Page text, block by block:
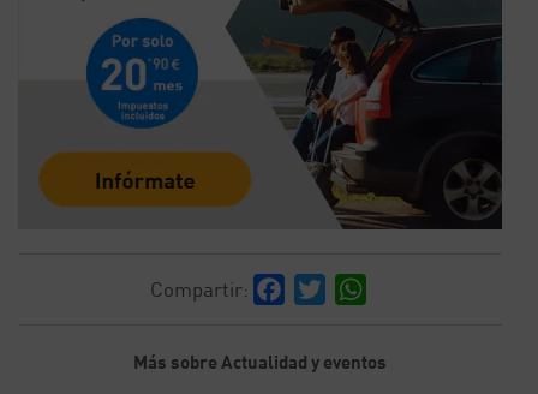
Compartir: Facebook
Twitter
Más sobre Actualidad y eventos